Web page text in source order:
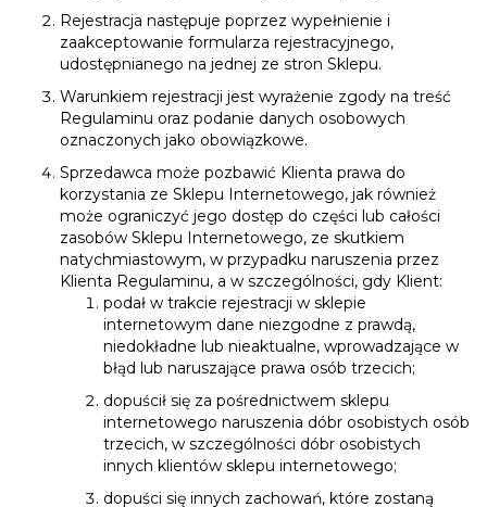
Rejestracja następuje poprzez wypełnienie i
zaakceptowanie formularza rejestracyjnego,
udostępnianego na jednej ze stron Sklepu.
Warunkiem rejestracji jest wyrażenie zgody na treść
Regulaminu oraz podanie danych osobowych
oznaczonych jako obowiązkowe.
Sprzedawca może pozbawić Klienta prawa do
korzystania ze Sklepu Internetowego, jak również
może ograniczyć jego dostęp do części lub całości
zasobów Sklepu Internetowego, ze skutkiem
natychmiastowym, w przypadku naruszenia przez
Klienta Regulaminu, a w szczególności, gdy Klient:
podał w trakcie rejestracji w sklepie
internetowym dane niezgodne z prawdą,
niedokładne lub nieaktualne, wprowadzające w
błąd lub naruszające prawa osób trzecich;
dopuścił się za pośrednictwem sklepu
internetowego naruszenia dóbr osobistych osób
trzecich, w szczególności dóbr osobistych
innych klientów sklepu internetowego;
dopuści się innych zachowań, które zostaną